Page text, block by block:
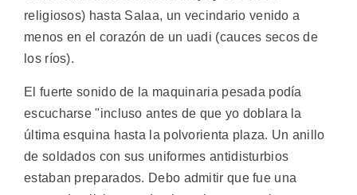
religiosos) hasta Salaa, un vecindario venido a
menos en el corazón de un uadi (cauces secos de
los ríos).
El fuerte sonido de la maquinaria pesada podía
escucharse "incluso antes de que yo doblara la
última esquina hasta la polvorienta plaza. Un anillo
de soldados con sus uniformes antidisturbios
estaban preparados. Debo admitir que fue una